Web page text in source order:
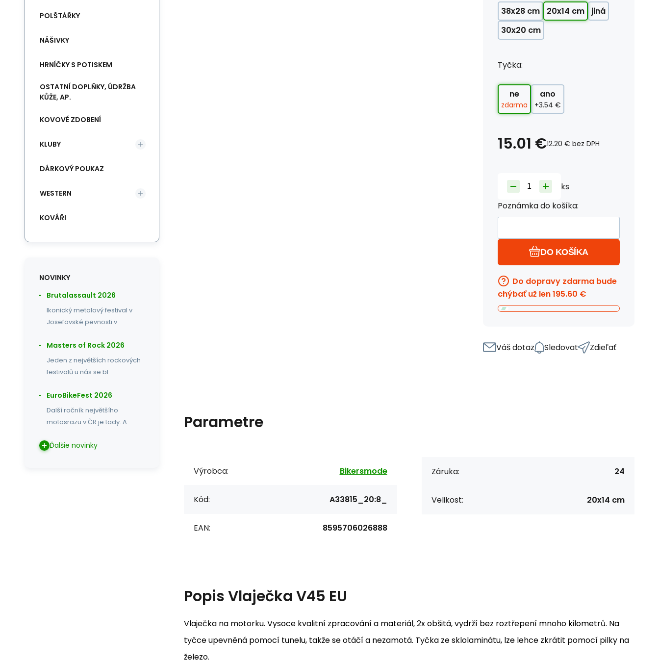
38x28 cm 20x14 cm
jiná
30x20 cm
Tyčka:
ne
zdarma
ano
+3.54 €
15.01 €12.20 € bez DPH
ks
Poznámka do košíka:
DO KOŠÍKA
Do dopravy zdarma bude
chýbať už len195.60 €
Váš dotaz Sledovat Zdieľať
Parametre
Výrobca: Bikersmode
Kód: A33815_20:8_
EAN: 8595706026888
Záruka: 24
Velikost: 20x14 cm
PopisVlaječka V45 EU
Vlaječka na motorku. Vysoce kvalitní zpracování a materiál, 2x obšitá, vydrží bez roztřepení mnoho kilometrů. Na
tyčce upevněná pomocí tunelu, takže se otáčí a nezamotá. Tyčka ze sklolaminátu, lze lehce zkrátit pomocí pilky na
železo.
POLŠTÁŘKY
NÁŠIVKY
HRNÍČKY S POTISKEM
OSTATNÍ DOPLŇKY, ÚDRŽBA
KŮŽE, AP.
KOVOVÉ ZDOBENÍ
KLUBY
DÁRKOVÝ POUKAZ
WESTERN
KOVÁŘI
NOVINKY
Brutalassault 2026
Ikonický metalový festival v
Josefovské pevnosti v
Masters of Rock 2026
Jeden z největších rockových
festivalů u nás se bl
EuroBikeFest 2026
Další ročník největšího
motosrazu v ČR je tady. A
Ďalšie novinky